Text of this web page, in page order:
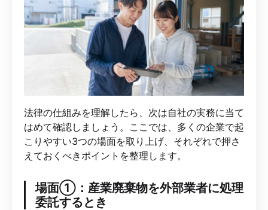
法律の仕組みを理解したら、次は自社の実務に当て
はめて確認しましょう。ここでは、多くの企業で起
こりやすい3つの場面を取り上げ、それぞれで押さ
えておくべきポイントを整理します。
場面①：産業廃棄物を外部業者に処理
委託するとき